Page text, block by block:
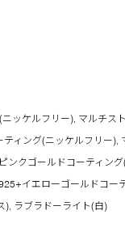
ッケルフリー), マルチス
ィング(ニッケルフリー),
ンクゴールドコーティン
イエローゴールドコー
), ラブラドーライト(白)